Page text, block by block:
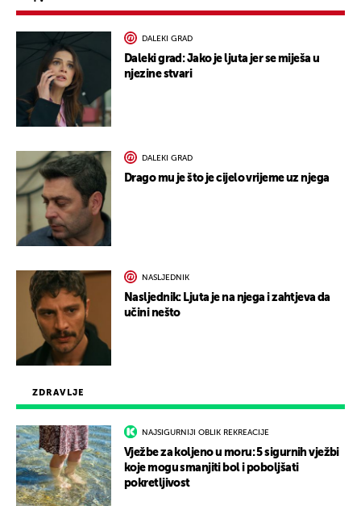
ZDRAVLJE
NAJSIGURNIJI OBLIK REKREACIJE
Vježbe za koljeno u moru: 5 sigurnih vježbi
koje mogu smanjiti bol i poboljšati
pokretljivost
DALEKI GRAD
Daleki grad: Jako je ljuta jer se miješa u
njezine stvari
DALEKI GRAD
Drago mu je što je cijelo vrijeme uz njega
NASLJEDNIK
Nasljednik: Ljuta je na njega i zahtjeva da
učini nešto